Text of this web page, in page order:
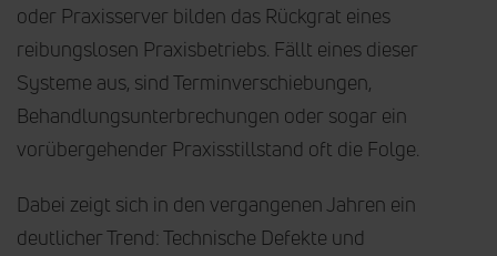
oder Praxisserver bilden das Rückgrat eines
reibungslosen Praxisbetriebs. Fällt eines dieser
Systeme aus, sind Terminverschiebungen,
Behandlungsunterbrechungen oder sogar ein
vorübergehender Praxisstillstand oft die Folge.
Dabei zeigt sich in den vergangenen Jahren ein
deutlicher Trend: Technische Defekte und